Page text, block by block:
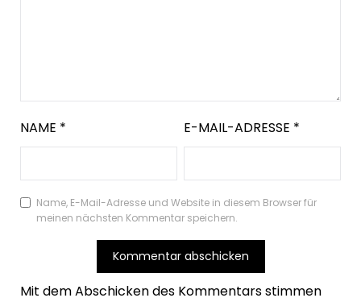
NAME * E-MAIL-ADRESSE *
Name, E-Mail-Adresse und Website in diesem Browser für
meinen nächsten Kommentar speichern.
Mit dem Abschicken des Kommentars stimmen